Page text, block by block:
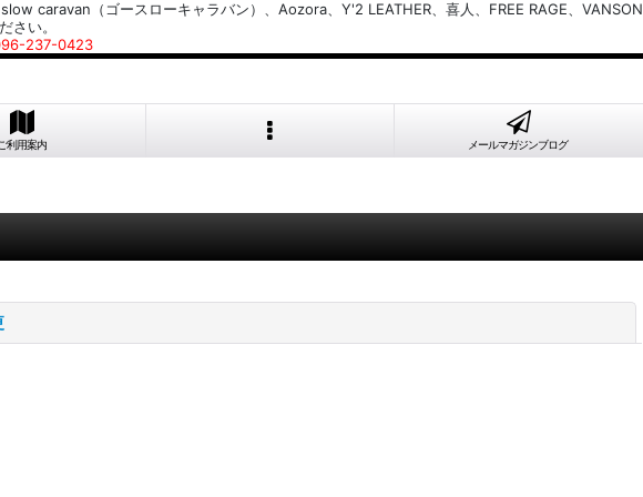
caravan（ゴースローキャラバン）、Aozora、Y'2 LEATHER、喜人、FREE RAGE、VANSON
さい。
237-0423
ご利用案内 メールマガジンブログ